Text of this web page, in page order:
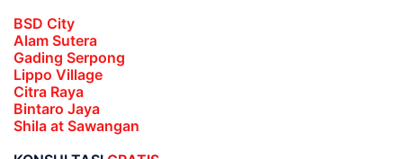
BSD City
Alam Sutera
Gading Serpong
Lippo Village
Citra Raya
Bintaro Jaya
Shila at Sawangan